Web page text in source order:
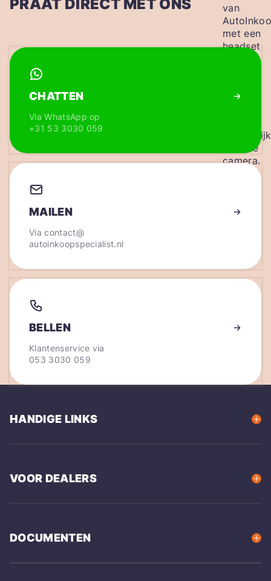
PRAAT DIRECT MET ONS
CHATTEN
Via WhatsApp op
+31 53 3030 059
MAILEN
Viacontact@
autoinkoopspecialist.nl
BELLEN
Klantenservice via
053 3030 059
HANDIGE LINKS
VOOR DEALERS
DOCUMENTEN